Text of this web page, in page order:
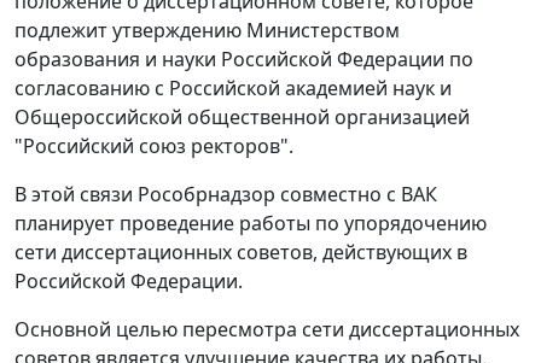
подлежит утверждению Министерством
образования и науки Российской Федерации по
согласованию с Российской академией наук и
Общероссийской общественной организацией
"Российский союз ректоров".
В этой связи Рособрнадзор совместно с ВАК
планирует проведение работы по упорядочению
сети диссертационных советов, действующих в
Российской Федерации.
Основной целью пересмотра сети диссертационных